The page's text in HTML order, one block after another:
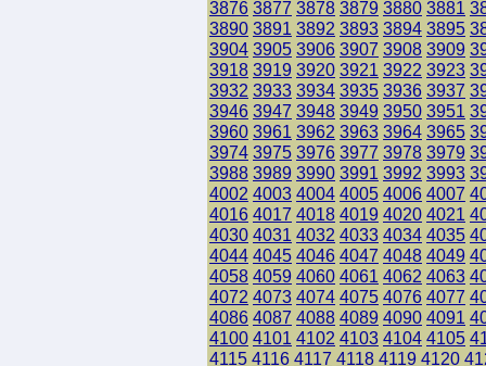
3876 3877 3878 3879 3880 3881
3890 3891 3892 3893 3894 3895
3904 3905 3906 3907 3908 3909
3918 3919 3920 3921 3922 3923
3932 3933 3934 3935 3936 3937
3946 3947 3948 3949 3950 3951
3960 3961 3962 3963 3964 3965
3974 3975 3976 3977 3978 3979
3988 3989 3990 3991 3992 3993
4002 4003 4004 4005 4006 4007
4016 4017 4018 4019 4020 4021
4030 4031 4032 4033 4034 4035
4044 4045 4046 4047 4048 4049
4058 4059 4060 4061 4062 4063
4072 4073 4074 4075 4076 4077
4086 4087 4088 4089 4090 4091
4100 4101 4102 4103 4104 4105
4115 4116 4117 4118 4119 4120